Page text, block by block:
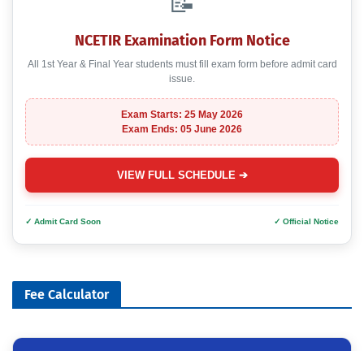
NCETIR Examination Form Notice
All 1st Year & Final Year students must fill exam form before admit card
issue.
Exam Starts: 25 May 2026
Exam Ends: 05 June 2026
VIEW FULL SCHEDULE ➔
✓ Admit Card Soon ✓ Official Notice
Fee Calculator